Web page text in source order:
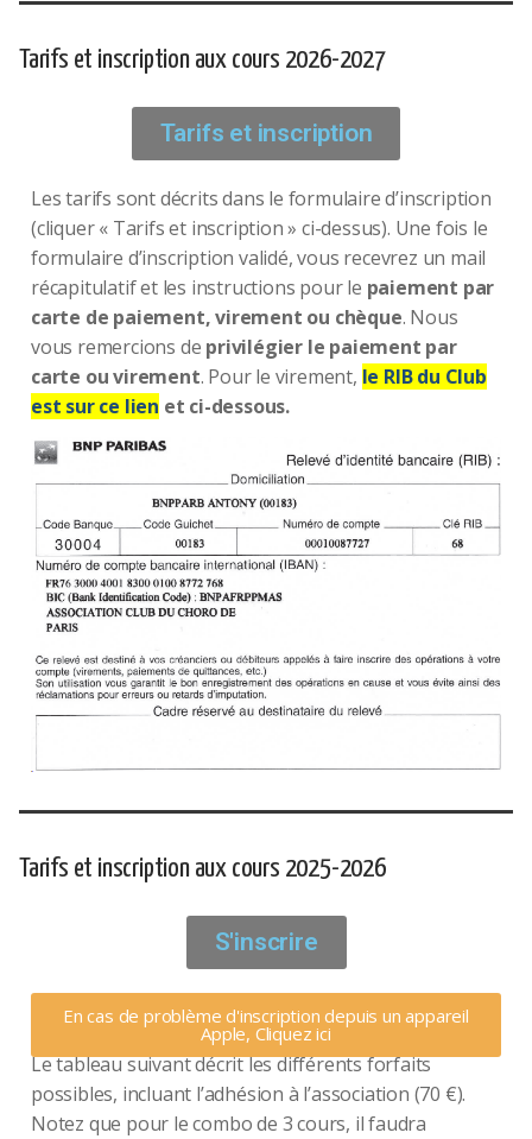
Tarifs et inscription aux cours 2026-2027
Tarifs et inscription
Les tarifs sont décrits dans le formulaire d’inscription
(cliquer « Tarifs et inscription » ci-dessus). Une fois le
formulaire d’inscription validé, vous recevrez un mail
récapitulatif et les instructions pour le paiement par
carte de paiement, virement ou chèque. Nous
vous remercions de privilégier le paiement par
carte ou virement. Pour le virement, le RIB du Club
est sur ce lien et ci-dessous.
Tarifs et inscription aux cours 2025-2026
S'inscrire
En cas de problème d'inscription depuis un appareil
Apple, Cliquez ici
Le tableau suivant décrit les différents forfaits
possibles, incluant l’adhésion à l’association (70 €).
Notez que pour le combo de 3 cours, il faudra